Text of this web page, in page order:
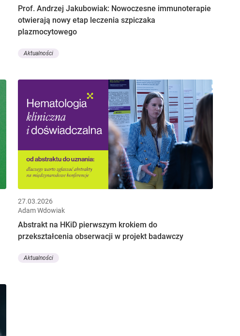
Prof. Andrzej Jakubowiak: Nowoczesne immunoterapie
otwierają nowy etap leczenia szpiczaka
plazmocytowego
Aktualności
27.03.2026
Adam Wdowiak
Abstrakt na HKiD pierwszym krokiem do
przekształcenia obserwacji w projekt badawczy
Aktualności